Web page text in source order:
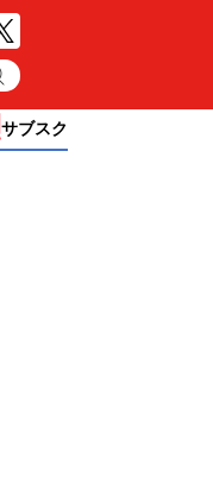
サブスク